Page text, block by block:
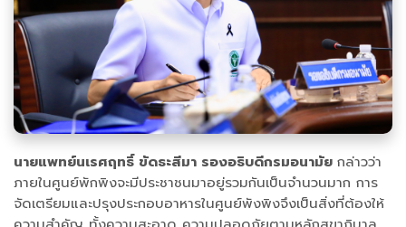
นายแพทย์นเรศฤทธิ์ ขัดธะสีมา รองอธิบดีกรมอนามัย กล่าวว่า
ภายในศูนย์พักพิงจะมีประชาชนมาอยู่รวมกันเป็นจำนวนมาก การ
จัดเตรียมและปรุงประกอบอาหารในศูนย์พังพิงจึงเป็นสิ่งที่ต้องให้